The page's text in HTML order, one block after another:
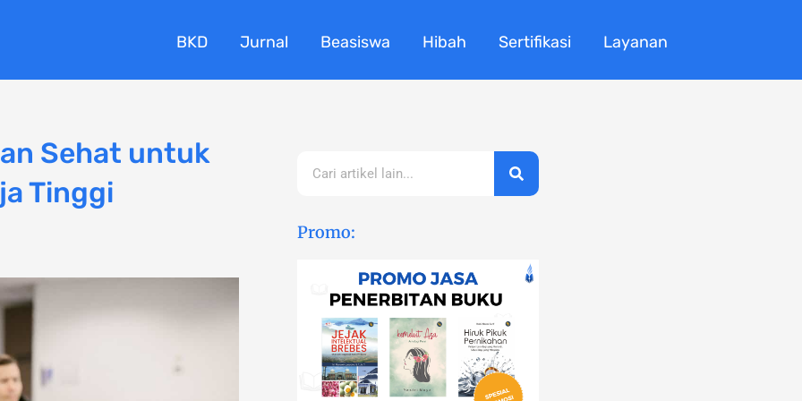
BKD Jurnal Beasiswa Hibah Sertifikasi Layanan
Sehat untuk
Tinggi
Promo: